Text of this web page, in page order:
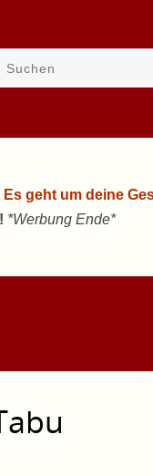
Es geht um deine
*Werbung Ende*